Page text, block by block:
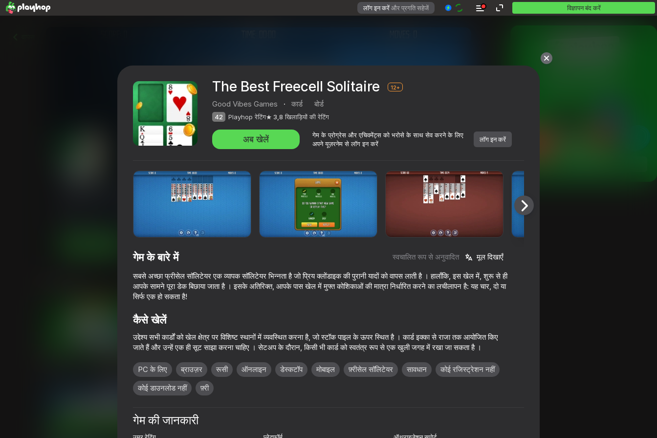
लॉग इन करेंऔर प्रगति सहेजें विज्ञापन बंद करें
The Best Freecell Solitaire
16+ 59
Plinko Clicker
83
Match & Clear
76
Mahjong Solitaire
Meditation
64
The Best Freecell Solitaire 12+
Good Vibes Games · कार्ड बोर्ड
42 Playhop रेटिंग 3,8 खिलाड़ियों की रेटिंग
अब खेलें
गेम के प्रोग्रेस और एचिवमेंट्स को भरोसे के साथ सेव करने के लिए
अपने यूज़रनेम से लॉग इन करें
लॉग इन करें
गेम के बारे में स्वचालित रूप से अनुवादित मूल दिखाएँ
सबसे अच्छा फ्रीसेल सॉलिटेयर एक व्यापक सॉलिटेयर भिन्नता है जो प्रिय क्लोंडाइक की पुरानी यादों को वापस लाती है । हालाँकि, इस खेल में, शुरू से ही
आपके सामने पूरा डेक बिछाया जाता है । इसके अतिरिक्त, आपके पास खेल में मुफ्त कोशिकाओं की मात्रा निर्धारित करने का लचीलापन है: यह चार, दो या
सिर्फ एक हो सकता है!
कैसे खेलें
उद्देश्य सभी कार्डों को खेल क्षेत्र पर विशिष्ट स्थानों में व्यवस्थित करना है, जो स्टॉक पाइल के ऊपर स्थित है । कार्ड इक्का से राजा तक आयोजित किए
जाते हैं और उन्हें एक ही सूट साझा करना चाहिए । सेटअप के दौरान, किसी भी कार्ड को स्वतंत्र रूप से एक खुली जगह में रखा जा सकता है ।
PC के लिए ब्राउज़र रूसी ऑनलाइन डेस्कटॉप मोबाइल फ़्रीसेल सॉलिटेयर सावधान
कोई रजिस्ट्रेशन नहीं
कोई डाउनलोड नहीं
फ़्री
गेम की जानकारी